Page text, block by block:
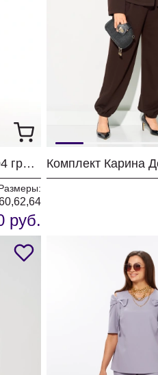
Платье Мишель Шик 2204 графит+клетка
руб.